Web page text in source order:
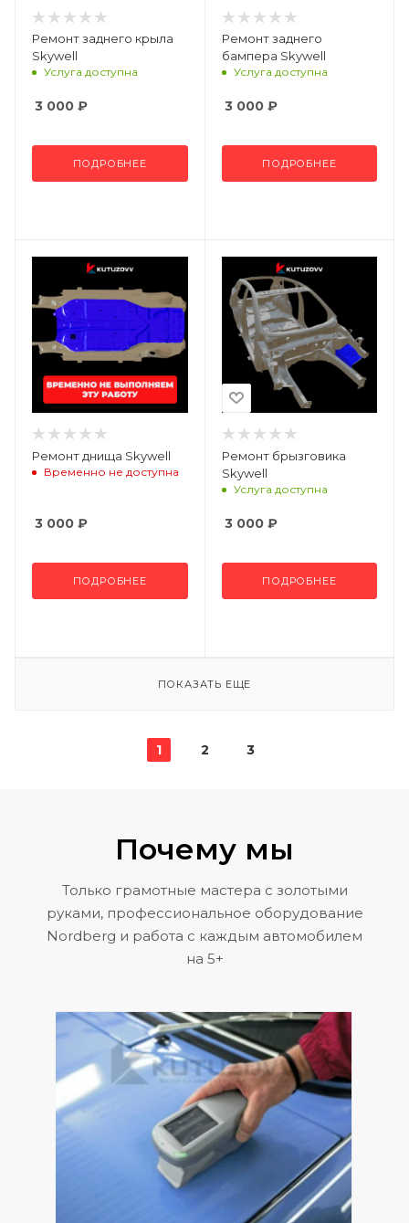
Ремонт заднего крыла
Skywell
Услуга доступна
3 000 ₽
ПОДРОБНЕЕ
Ремонт заднего
бампера Skywell
Услуга доступна
3 000₽
ПОДРОБНЕЕ
Ремонт днища Skywell
Временно не доступна
3 000 ₽
ПОДРОБНЕЕ
Ремонт брызговика
Skywell
Услуга доступна
3 000₽
ПОДРОБНЕЕ
ПОКАЗАТЬ ЕЩЕ
1 2 3
Почему мы
Только грамотные мастера с золотыми
руками, профессиональное оборудование
Nordberg и работа с каждым автомобилем
на 5+